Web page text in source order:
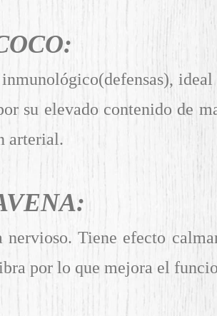
su elevado contenido de
arterial.
nervioso. Tiene efecto
por lo que mejora el